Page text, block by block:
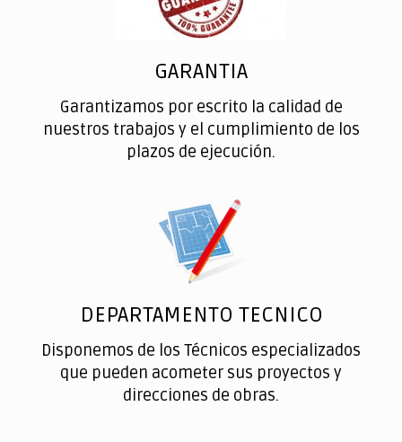
GARANTIA
Garantizamos por escrito la calidad de
nuestros trabajos y el cumplimiento de los
plazos de ejecución.
DEPARTAMENTO TECNICO
Disponemos de los Técnicos especializados
que pueden acometer sus proyectos y
direcciones de obras.